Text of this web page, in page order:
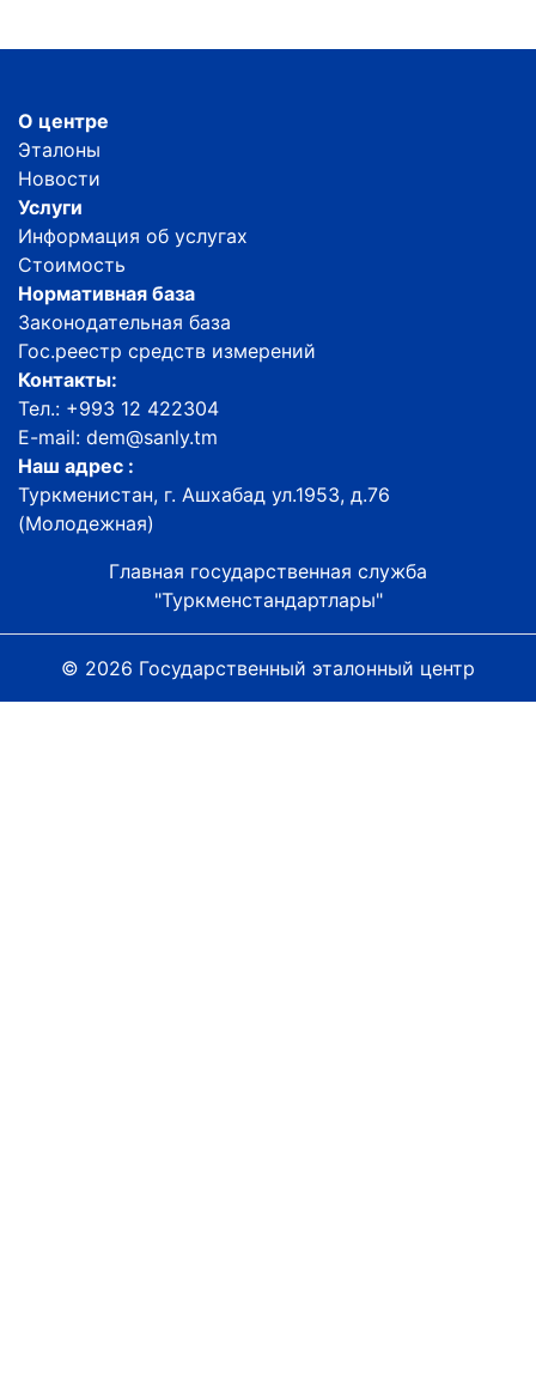
О центре
Эталоны
Новости
Услуги
Информация об услугах
Стоимость
Нормативная база
Законодательная база
Гос.реестр средств измерений
Контакты:
Тел.: +993 12 422304
E-mail: dem@sanly.tm
Наш адрес :
Туркменистан, г. Ашхабад ул.1953, д.76
(Молодежная)
Главная государственная служба
"Туркменстандартлары"
© 2026 Государственный эталонный центр